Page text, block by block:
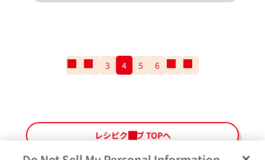
番
ペ
ー
ジ
の
3 4 5 6
の
番
ペ
ー
レシピクラブ TOPへ